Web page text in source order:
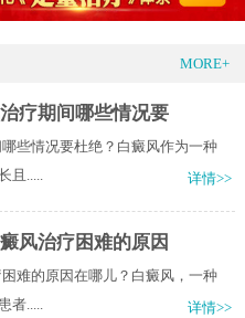
MORE+
疗期间哪些情况要
些情况要杜绝？白癜风作为一种
且.....
详情>>
风治疗困难的原因
难的原因在哪儿？白癜风，一种
者.....
详情>>